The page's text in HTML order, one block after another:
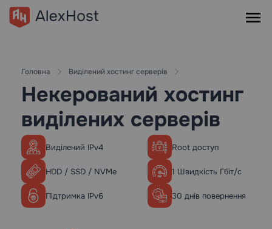
Головна Виділений хостинг серверів
Некерований хостинг
виділених серверів
Виділений IPv4 Root доступ
HDD / SSD / NVMe 1 Швидкість Гбіт/с
Підтримка IPv6 30 днів повернення